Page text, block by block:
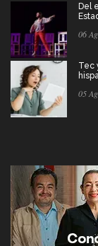
Del
06
Tec
05